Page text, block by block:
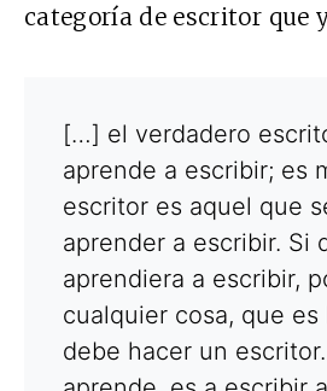
categoría de escritor que
[…] el verdadero
aprende a escribir; es
escritor es aquel que
aprender a escribir. Si
aprendiera a escribir,
cualquier cosa, que
debe hacer un